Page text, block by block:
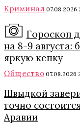
Криминал 07.08.2026
Гороскоп
на 8-9 августа:
яркую кепку
Общество 07.08.2026
Швыдкой
точно
Аравии